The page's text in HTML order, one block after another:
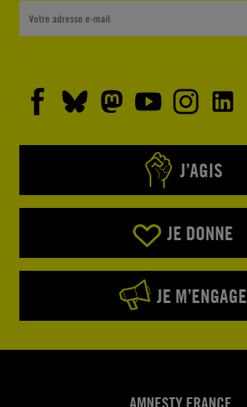
J’AGIS
JE DONNE
JE M’ENGAGE
AMNESTY FRANCE